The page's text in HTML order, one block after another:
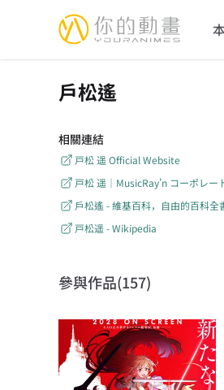
YourAnimes 你的動畫
戶松遙
相關連結
戸松 遥 Official Website
戸松 遥｜MusicRay'n コーポレー
戶松遙 - 維基百科，自由的百科全
戸松遥 - Wikipedia
參與作品(157)